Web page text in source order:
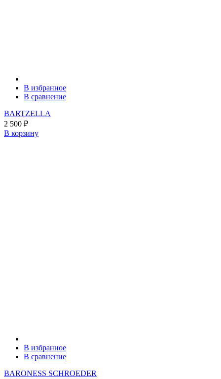
В избранное
В сравнение
BARTZELLA
2 500 ₽
В корзину
В избранное
В сравнение
BARONESS SCHROEDER